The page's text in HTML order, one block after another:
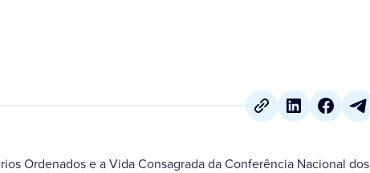
Ordenados e a Vida Consagrada da Conferência Nacional dos